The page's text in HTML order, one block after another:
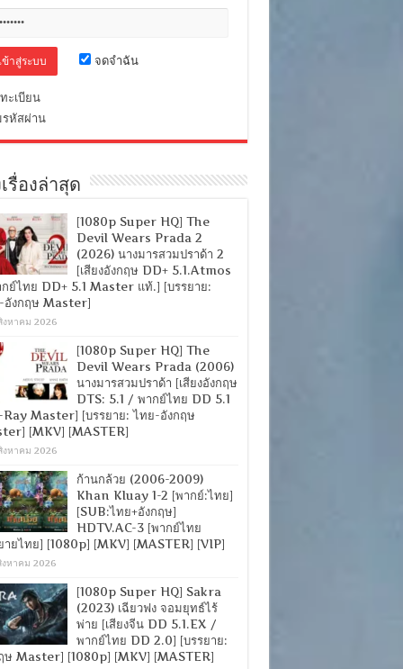
จดจำฉัน
ะเบียน
หัสผ่าน
รื่องล่าสุด
[1080p Super HQ] The
Devil Wears Prada 2
(2026) นางมารสวมปราด้า 2
[เสียงอังกฤษ DD+ 5.1.Atmos
ย์ไทย DD+ 5.1 Master แท้.] [บรรยาย:
อังกฤษ Master]
งหาคม 2026
[1080p Super HQ] The
Devil Wears Prada (2006)
นางมารสวมปราด้า [เสียงอังกฤษ
DTS: 5.1 / พากย์ไทย DD 5.1
Master] [บรรยาย: ไทย-อังกฤษ
[MKV] [MASTER]
งหาคม 2026
ก้านกล้วย (2006-2009)
Khan Kluay 1-2 [พากย์:ไทย]
[SUB:ไทย+อังกฤษ]
HDTV.AC-3 [พากย์ไทย
ายไทย] [1080p] [MKV] [MASTER] [VIP]
งหาคม 2026
[1080p Super HQ] Sakra
(2023) เฉียวฟง จอมยุทธ์ไร้
พ่าย [เสียงจีน DD 5.1.EX /
พากย์ไทย DD 2.0] [บรรยาย:
ษ Master] [1080p] [MKV] [MASTER]